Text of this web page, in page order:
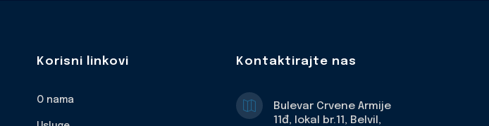
Korisni linkovi
O nama
Kontaktirajte nas

Bulevar Crvene Armije
11đ, lokal br.11, Belvil,